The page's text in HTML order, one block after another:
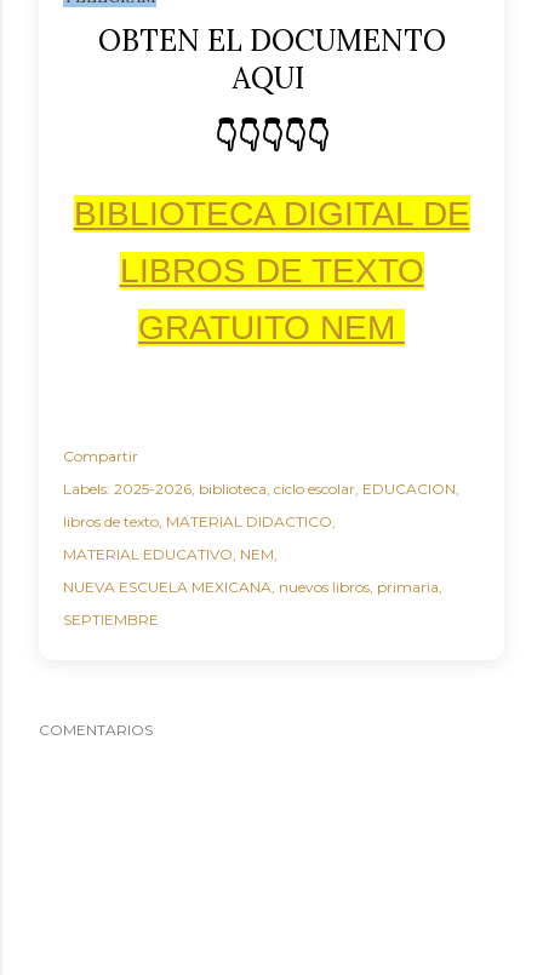
OBTEN EL DOCUMENTO
AQUI
👇👇👇👇👇
BIBLIOTECA DIGITAL DE
LIBROS DE TEXTO
GRATUITO NEM
Compartir
Labels: 2025-2026 biblioteca ciclo escolar EDUCACION
libros de texto MATERIAL DIDACTICO
MATERIAL EDUCATIVO NEM
NUEVA ESCUELA MEXICANA nuevos libros primaria
SEPTIEMBRE
COMENTARIOS